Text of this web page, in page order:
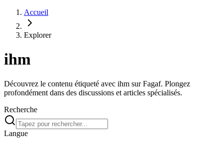
Accueil
Explorer
ihm
Découvrez le contenu étiqueté avec ihm sur Fagaf. Plongez
profondément dans des discussions et articles spécialisés.
Recherche
Langue